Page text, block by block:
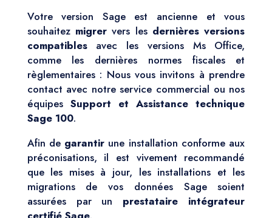
Votre version Sage est ancienne et vous
souhaitez migrer vers les dernières versions
compatiblesavec les versions Ms Office,
comme les dernières normes fiscales et
règlementaires : Nous vous invitons à prendre
contact avec notre service commercial ou nos
équipes Support et Assistance technique
Sage 100.
Afin de garantir une installation conforme aux
préconisations, il est vivement recommandé
que les mises à jour, les installations et les
migrations de vos données Sage soient
assurées par un prestataire intégrateur